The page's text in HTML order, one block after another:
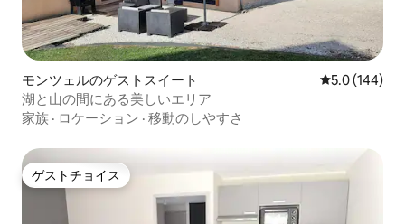
モンツェルのゲストスイート レビュー144
5.0 (144)
湖と山の間にある美しいエリア
家族 · ロケーション · 移動のしやすさ
ゲストチョイス
ゲストチョイス